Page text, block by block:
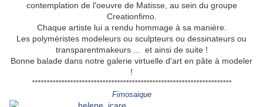
contemplation de l'oeuvre de Matisse, au sein du groupe
Creationfimo.
Chaque artiste lui a rendu hommage à sa manière.
Les polyméristes modeleurs ou sculpteurs ou dessinateurs ou
transparentmakeurs ... et ainsi de suite !
Bonne balade dans notre galerie virtuelle d'art en pâte à modeler
!
********************************************************************
Fimosaique